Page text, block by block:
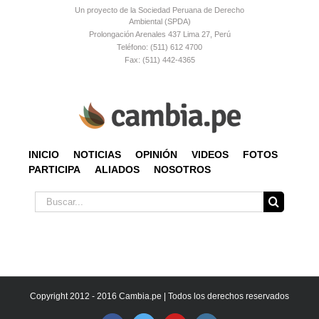
Un proyecto de la Sociedad Peruana de Derecho
Ambiental (SPDA)
Prolongación Arenales 437 Lima 27, Perú
Teléfono: (511) 612 4700
Fax: (511) 442-4365
INICIO NOTICIAS OPINIÓN VIDEOS
FOTOS
PARTICIPA
ALIADOS NOSOTROS
Buscar:
Copyright 2012 - 2016 Cambia.pe | Todos los derechos reservados